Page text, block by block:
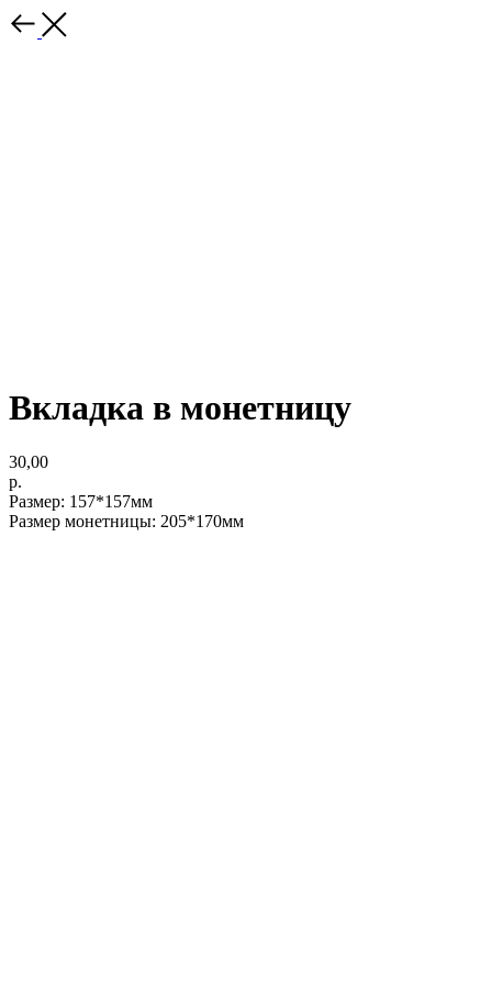
Вкладка в монетницу
30,00
р.
Размер: 157*157мм
Размер монетницы: 205*170мм